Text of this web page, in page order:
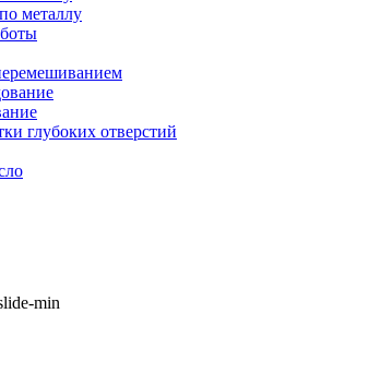
металлу
глубоких отверстий
min